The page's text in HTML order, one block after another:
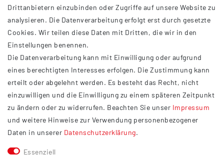
INFORMATIONEN
AGB
Impressum
Datenschutzerklärung
Widerrufsrecht
Barrierefreiheit
Service
Kontakt
Drittanbietern einzubinden oder Zugriffe auf unsere Website zu
analysieren. Die Datenverarbeitung erfolgt erst durch gesetzte
Cookies. Wir teilen diese Daten mit Dritten, die wir in den
Einstellungen benennen.
Die Datenverarbeitung kann mit Einwilligung oder aufgrund
eines berechtigten Interesses erfolgen. Die Zustimmung kann
erteilt oder abgelehnt werden. Es besteht das Recht, nicht
einzuwilligen und die Einwilligung zu einem späteren Zeitpunkt
zu ändern oder zu widerrufen. Beachten Sie unser Impressum
und weitere Hinweise zur Verwendung personenbezogener
Daten in unserer Daten­schutz­erklärung.
Essenziell